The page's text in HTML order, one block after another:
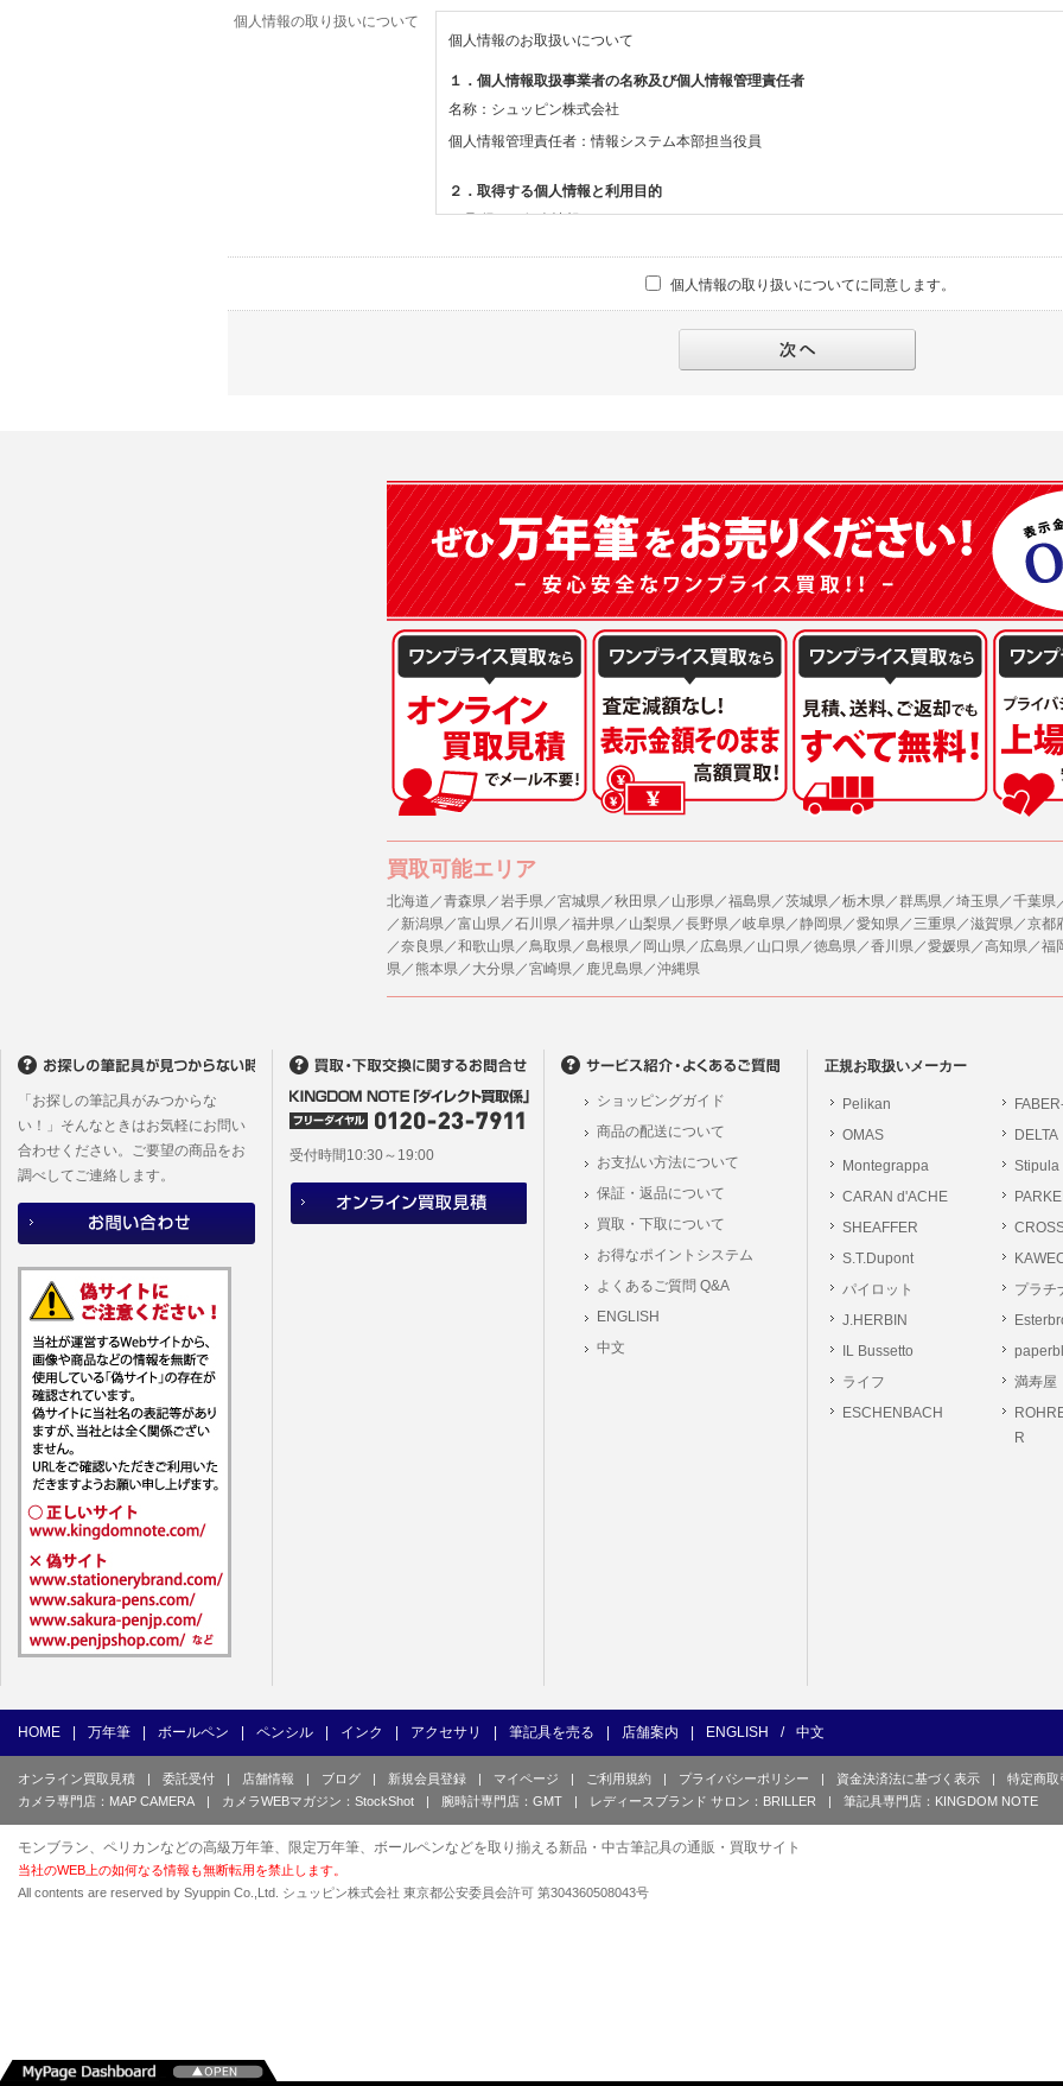
個人情報の取り扱いについて
個人情報のお取扱いについて
１．個人情報取扱事業者の名称及び個人情報管理責任者
名称：シュッピン株式会社
個人情報管理責任者：情報システム本部担当役員
２．取得する個人情報と利用目的
(1)取得する個人情報
・お問合せへの対応のため
(2)法令等により開示を求められた場合。
(3)ご本人または公衆の生命、身体又は財産の保護のために必要がある場合であって、本人の同
(4)国の機関若しくは地方公共団体又はその委託を受けた者が法令の定める事務を遂行すること
本人の同意を得ることにより当該事務の遂行に支障を及ぼすおそれがあるとき。
(5)業務を円滑に進めるために、外部業者に個人データの一部又は全部の処理を委託する場合（
の安全管理が図られるように、委託先に対する必要かつ適切な監督を行ないます）。
当社への個人情報の提供はお客様の任意ですが、必要な個人情報をご提供いただけない場合、
ますのでご了承下さい。
５．ご本人が容易に知覚できない方法による個人情報の取得
当社ホームページでは、利用者が当社ホームページに再訪問される際、より便利に当社ホーム
また利用者の統計的分析のため、または掲載された広告にクッキーを使用する場合があります。
６．個人情報に関するお問合せ対応
(1)当社は、当社の保有する個人データに関し、ご本人から利用目的の通知，開示，内容の訂正
者への提供の停止の請求などがあれば、ご本人の確認をさせていただいた上で、速やかに対応
するご質問、ご相談にも対応いたします。尚、シュッピン会員のお客様は、当社が保有する個
があります。
シュッピン株式会
個人情報の取り扱いについてに同意します。
買取可能エリア
北海道／青森県／岩手県／宮城県／秋田県／山形県／福島県／茨城県／栃木県／群馬県／埼玉県／千葉県
／新潟県／富山県／石川県／福井県／山梨県／長野県／岐阜県／静岡県／愛知県／三重県／滋賀県／京都
／奈良県／和歌山県／鳥取県／島根県／岡山県／広島県／山口県／徳島県／香川県／愛媛県／高知県／福
県／熊本県／大分県／宮崎県／鹿児島県／沖縄県
正規お取扱いメーカー
Pelikan
OMAS
DELTA
Montegrappa
Stipula
CARAN d'ACHE
SHEAFFER
S.T.Dupont
パイロット
プラチ
J.HERBIN
IL Bussetto
ライフ
満寿屋
ESCHENBACH
R
「お探しの筆記具がみつからな
い！」そんなときはお気軽にお問い
合わせください。ご要望の商品をお
調べしてご連絡します。
受付時間10:30～19:00
ショッピングガイド
商品の配送について
お支払い方法について
保証・返品について
買取・下取について
お得なポイントシステム
よくあるご質問 Q&A
ENGLISH
中文
HOME 万年筆 ボールペン ペンシル インク アクセサリ 筆記具を売る 店舗案内 ENGLISH / 中文
オンライン買取見積 | 委託受付 | 店舗情報 | ブログ | 新規会員登録 | マイページ | ご利用規約 | プライバシーポリシー | 資金決済法に基づく表示 |
特定商取
カメラ専門店：MAP CAMERA
| カメラWEBマガジン：StockShot | 腕時計専門店：GMT | レディースブランド サロン：BRILLER | 筆記具専門店：KINGDOM NOTE
モンブラン、ペリカンなどの高級万年筆、限定万年筆、ボールペンなどを取り揃える新品・中古筆記具の通販・買取サイト
当社のWEB上の如何なる情報も無断転用を禁止します。
All contents are reserved by Syuppin Co.,Ltd. シュッピン株式会社 東京都公安委員会許可 第304360508043号